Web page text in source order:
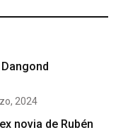
2024
novia de Rubén